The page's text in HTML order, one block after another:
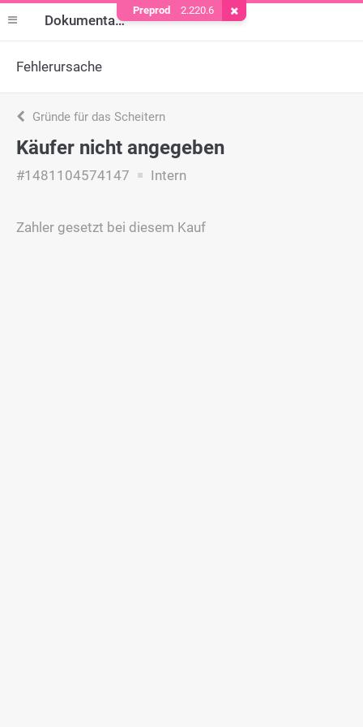
Dokumentation
Fehlerursache
Gründe für das Scheitern
Käufer nicht angegeben
#1481104574147 Intern
Zahler gesetzt bei diesem Kauf
Preprod 2.220.6 Cookie entfernen